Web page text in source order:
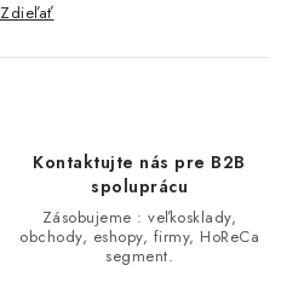
Zdieľať
Kontaktujte nás pre B2B
spoluprácu
Zásobujeme : veľkosklady,
obchody, eshopy, firmy, HoReCa
segment.